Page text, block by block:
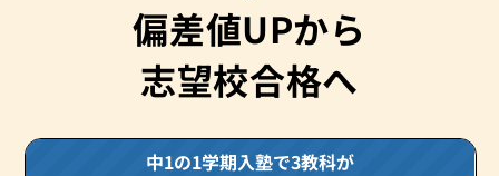
偏差値UPから
志望校合格へ
中1の1学期入塾で3教科が